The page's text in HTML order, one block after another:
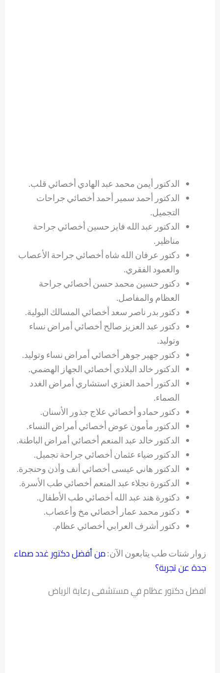
الدكتور أيمن محمد عبد الهادي أخصائي قلب.
الدكتور أحمد سمير أحمد أخصائي جراحات
التجميل.
الدكتور عبد الله فايز حسين أخصائي جراحة
مناظير.
دكتور عرفان الله شاه أخصائي جراحة الأعصاب
والعمود الفقري.
دكتور حسين محمد حسن أخصائي جراحة
العظام والمفاصل.
دكتور بدر ناصر سعد أخصائي المسالك البولية.
دكتور عبد العزيز صالح أخصائي أمراض نساء
وتوليد.
دكتور جهير جوهر أخصائي أمراض نساء وتوليد.
الدكتور خالد البلادي أخصائي الجهاز الهضمي.
الدكتور أحمد العنزي استشاري أمراض الغدد
الصماء.
دكتور حمادو أخصائي علاج جذور الأسنان.
الدكتور مأمون عوض أخصائي أمراض النساء.
الدكتور خالد عبد المنعم أخصائي أمراض الباطنة.
الدكتور ضياء عثمان أخصائي جراحة تجميل.
الدكتور هاني عيسى أخصائي أنف وأذن وحنجرة.
الدكتورة نجلاء عبد المنعم أخصائي طب الأسرة.
دكتورة هند عبد الله أخصائي طب الأطفال.
دكتور محمد عمار أخصائي مخ وأعصاب.
دكتور أشرف العرابي أخصائي عظام.
زوار شتات طب يتابعون الآن:من أفضل دكتور غدد صماء
جدة عن تجربة؟
افضل دكتور عظام في مستشفى رعاية الرياض